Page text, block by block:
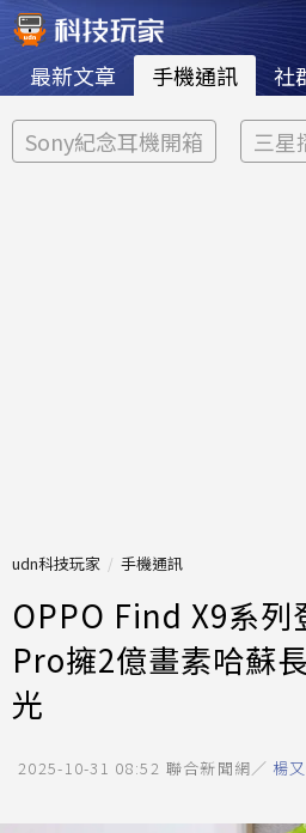
最新文章 手機通訊 社
Sony紀念耳機開箱 三星
udn科技玩家 手機通訊
OPPO Find X9系
Pro擁2億畫素哈蘇
光
2025-10-31 08:52 聯合新聞網／ 楊